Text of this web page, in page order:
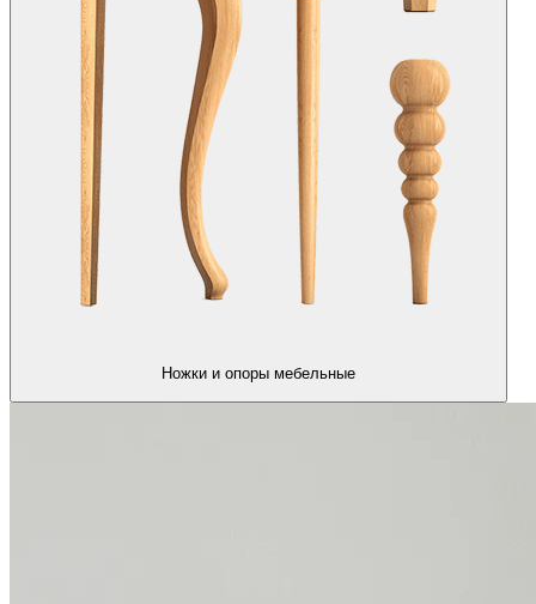
Ножки и опоры мебельные